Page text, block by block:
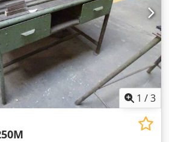
De getoonde prijs is exclusief
verrekenbaar voor ondernemers
mogelijk van alles in de industriële
Sujxjr Lukas van Rossum
1 /3